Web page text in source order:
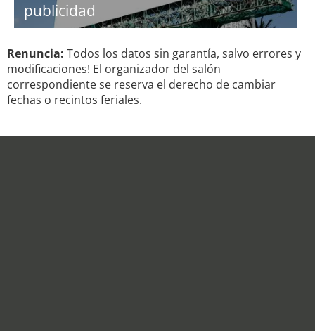
publicidad
Renuncia: Todos los datos sin garantía, salvo errores y
modificaciones! El organizador del salón
correspondiente se reserva el derecho de cambiar
fechas o recintos feriales.